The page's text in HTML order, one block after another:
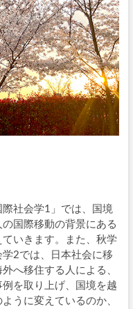
社会学1」では、国境
国際移動の背景にある
いきます。また、秋学
2では、日本社会に移
へ移住する人による、
を取り上げ、国境を越
うに変えているのか、